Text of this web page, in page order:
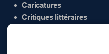
Caricatures
Critiques littéraires